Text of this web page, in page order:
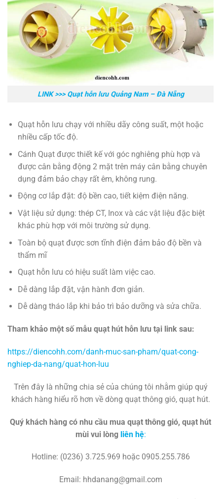
LINK >>>Quạt hỗn lưu Quảng Nam – Đà Nẵng
Quạt hỗn lưu chạy với nhiều dãy công suất, một hoặc
nhiều cấp tốc độ.
Cánh Quạt được thiết kế với góc nghiêng phù hợp và
được cân bằng động 2 mặt trên máy cân bằng chuyên
dụng đảm bảo chạy rất êm, không rung.
Động cơ lắp đặt: độ bền cao, tiết kiệm điện năng.
Vật liệu sử dụng: thép CT, Inox và các vật liệu đặc biệt
khác phù hợp với môi trường sử dụng.
Toàn bộ quạt được sơn tĩnh điện đảm bảo độ bền và
thẩm mĩ
Quạt hỗn lưu có hiệu suất làm việc cao.
Dễ dàng lắp đặt, vận hành đơn giản.
Dễ dàng tháo lắp khi bảo trì bảo dưỡng và sửa chữa.
Tham khảo một số mẫu quạt hút hỗn lưu tại link sau:
https://diencohh.com/danh-muc-san-pham/quat-cong-
nghiep-da-nang/quat-hon-luu
Trên đây là những chia sẻ của chúng tôi nhằm giúp quý
khách hàng hiểu rõ hơn về dòng quạt thông gió, quạt hút.
Quý khách hàng có nhu cầu mua quạt thông gió, quạt hút
mùi vui lòng liên hệ:
Hotline: (0236) 3.725.969 hoặc 0905.255.786
Email: hhdanang@gmail.com